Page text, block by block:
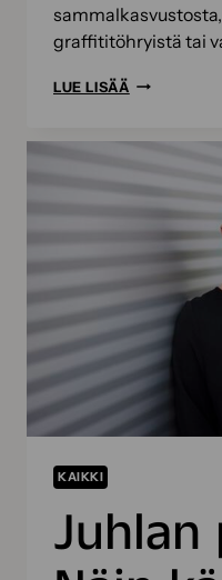
graffititöhryistä tai
LUE LISÄÄ MIKÄ
KAIKKI
Juhlan